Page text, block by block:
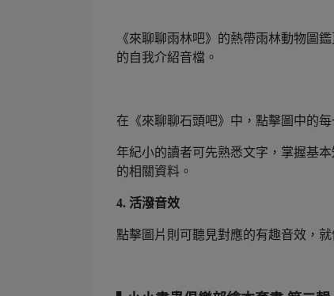
《來聊聊雨林吧》的熱帶雨林動物圖
的自我介紹音檔。
在《來聊聊石頭吧》中，點擊圖中的
年紀小的讀者可先熟悉文字，掌握基
的相關資料。
4. 活潑音效
點擊圖片則可聽見對應的有趣音效，